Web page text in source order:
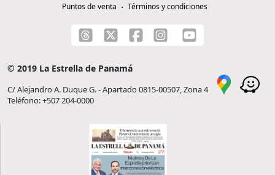
Puntos de venta
Términos y condiciones
© 2019 La Estrella de Panamá
C/ Alejandro A. Duque G. - Apartado 0815-00507, Zona 4
Teléfono: +507 204-0000